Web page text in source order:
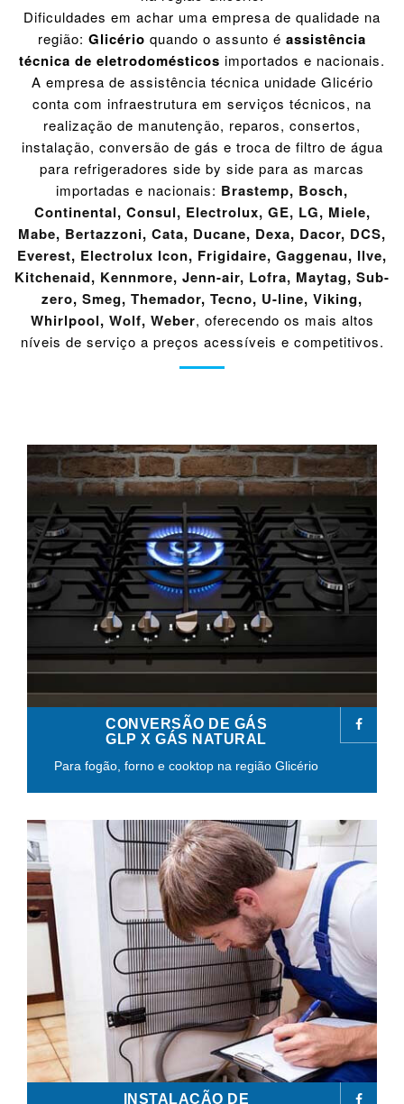
Dificuldades em achar uma empresa de qualidade na
região: Glicério quando o assunto é assistência
técnica de eletrodomésticos importados e nacionais.
A empresa de assistência técnica unidade Glicério
conta com infraestrutura em serviços técnicos, na
realização de manutenção, reparos, consertos,
instalação, conversão de gás e troca de filtro de água
para refrigeradores side by side para as marcas
importadas e nacionais: Brastemp, Bosch,
Continental, Consul, Electrolux, GE, LG, Miele,
Mabe, Bertazzoni, Cata, Ducane, Dexa, Dacor, DCS,
Everest, Electrolux Icon, Frigidaire, Gaggenau, Ilve,
Kitchenaid, Kennmore, Jenn-air, Lofra, Maytag, Sub-
zero, Smeg, Themador, Tecno, U-line, Viking,
Whirlpool, Wolf, Weber, oferecendo os mais altos
níveis de serviço a preços acessíveis e competitivos.
CONVERSÃO DE GÁS
GLP X GÁS NATURAL
Para fogão, forno e cooktop na região Glicério
INSTALAÇÃO DE